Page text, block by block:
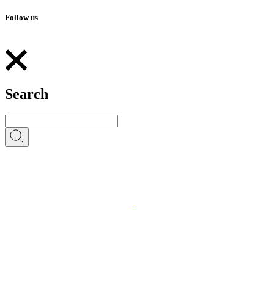
Follow us
Search